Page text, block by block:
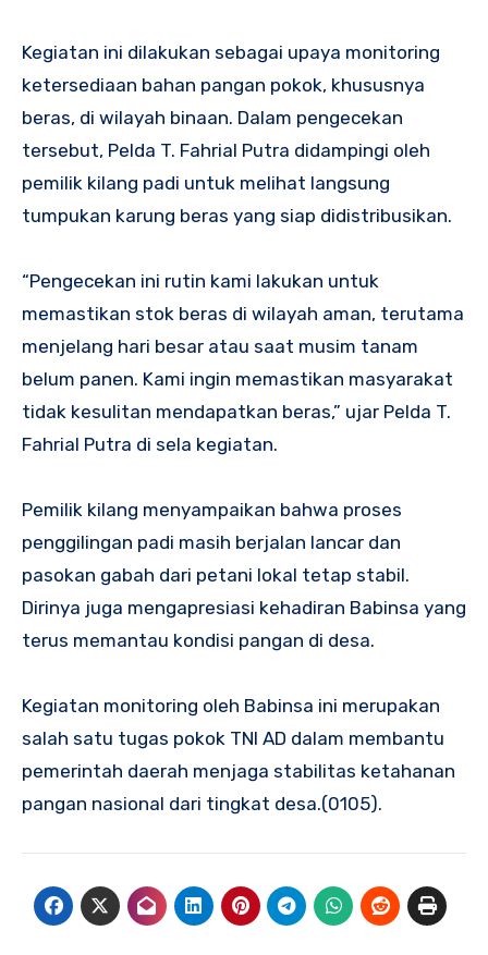
Kegiatan ini dilakukan sebagai upaya monitoring
ketersediaan bahan pangan pokok, khususnya
beras, di wilayah binaan. Dalam pengecekan
tersebut, Pelda T. Fahrial Putra didampingi oleh
pemilik kilang padi untuk melihat langsung
tumpukan karung beras yang siap didistribusikan.
“Pengecekan ini rutin kami lakukan untuk
memastikan stok beras di wilayah aman, terutama
menjelang hari besar atau saat musim tanam
belum panen. Kami ingin memastikan masyarakat
tidak kesulitan mendapatkan beras,” ujar Pelda T.
Fahrial Putra di sela kegiatan.
Pemilik kilang menyampaikan bahwa proses
penggilingan padi masih berjalan lancar dan
pasokan gabah dari petani lokal tetap stabil.
Dirinya juga mengapresiasi kehadiran Babinsa yang
terus memantau kondisi pangan di desa.
Kegiatan monitoring oleh Babinsa ini merupakan
salah satu tugas pokok TNI AD dalam membantu
pemerintah daerah menjaga stabilitas ketahanan
pangan nasional dari tingkat desa.(0105).